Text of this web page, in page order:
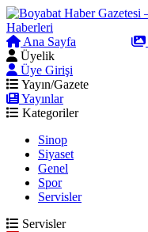
Ana Sayfa
Üyelik
Üye Girişi
Yayın/Gazete
Yayınlar
Kategoriler
Sinop
Siyaset
Genel
Spor
Servisler
Servisler